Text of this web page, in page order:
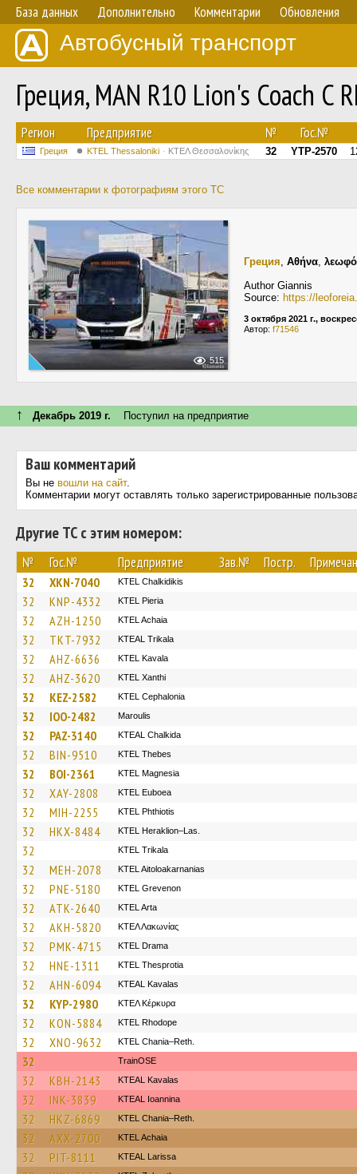
База данных Дополнительно Комментарии Обновления
Автобусный транспорт
Греция, MAN R10 Lion's Coach C
Регион Предприятие № Гос.№
Греция KTEL Thessaloniki ΚΤΕΛ Θεσσαλονίκης 32 YTP-2570
Все комментарии к фотографиям этого ТС
515
Греция, Αθήνα,
Author Giannis
Source: https://
3 октября 2021 г.,
Автор: f71546
↑ Декабрь 2019 г. Поступил на предприятие
Ваш комментарий
Вы не вошли на сайт.
Комментарии могут оставлять только зарегистрированные
Другие ТС с этим номером:
№ Гос.№ Предприятие Зав.№ Постр.
32 XKN-7040 ΚΤΕL Chalkidikis
32 KNP-4332 KTEL Pieria
32 AZH-1250 KTEL Achaia
32 TKT-7932 KTEAL Trikala
32 AHZ-6636 KTEL Kavala
32 AHZ-3620 KTEL Xanthi
32 KEZ-2582 KTEL Cephalonia
32 IOO-2482 Maroulis
32 PAZ-3140 KTEAL Chalkida
32 BIN-9510 KTEL Thebes
32 BOI-2361 ΚΤΕL Magnesia
32 XAY-2808 ΚΤΕL Euboea
32 MIH-2255 ΚΤΕL Phthiotis
32 HKX-8484 KTEL Heraklion–Las.
32 ΚΤΕL Τrikala
32 MEH-2078 KTEL Aitoloakarnanias
32 PNE-5180 ΚΤΕL Grevenon
32 ATK-2640 KTEL Arta
32 AKH-5820 ΚΤΕΛ Λακωνίας
32 PMK-4715 KTEL Drama
32 HNE-1311 KTEL Thesprotia
32 AHN-6094 KTEAL Kavalas
32 KYP-2980 ΚΤΕΛ Κέρκυρα
32 KON-5884 KTEL Rhodope
32 XNO-9632 KTEL Chania–Reth.
32 TrainΟSE
32 KBH-2143 KTEAL Kavalas
32 INK-3839 KTEAL Ioannina
32 HKZ-6869 KTEL Chania–Reth.
32 AXX-2700 KTEL Achaia
32 PIT-8111 KTEAL Larissa